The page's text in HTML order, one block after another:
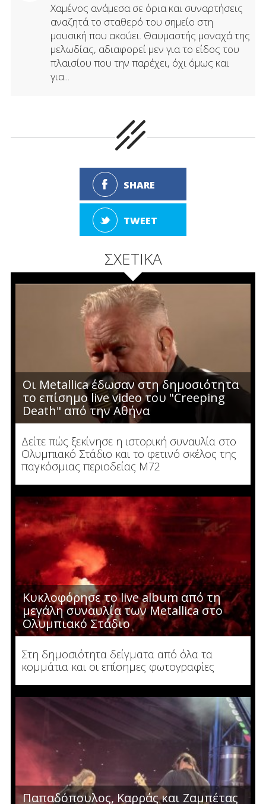
Χαμένος ανάμεσα σε όρια και συναρτήσεις
αναζητά το σταθερό του σημείο στη
μουσική που ακούει. Θαυμαστής μοναχά της
μελωδίας, αδιαφορεί μεν για το είδος του
πλαισίου που την παρέχει, όχι όμως και
για...
SHARE
TWEET
ΣΧΕΤΙΚΑ
Οι Metallica έδωσαν στη δημοσιότητα
το επίσημο live video του "Creeping
Death" από την Αθήνα
Δείτε πώς ξεκίνησε η ιστορική συναυλία στο
Ολυμπιακό Στάδιο και το φετινό σκέλος της
παγκόσμιας περιοδείας M72
Κυκλοφόρησε το live album από τη
μεγάλη συναυλία των Metallica στο
Ολυμπιακό Στάδιο
Στη δημοσιότητα δείγματα από όλα τα
κομμάτια και οι επίσημες φωτογραφίες
Παπαδόπουλος, Καρράς και Ζαμπέτας